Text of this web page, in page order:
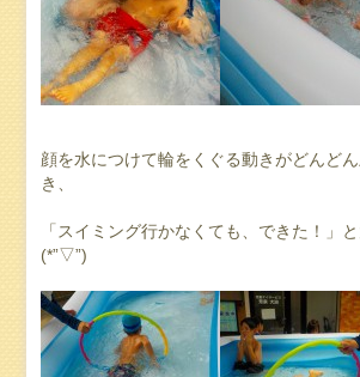
顔を水につけて輪をくぐる動きがどんど
き、
「スイミング行かなくても、できた！」
(*”▽”)